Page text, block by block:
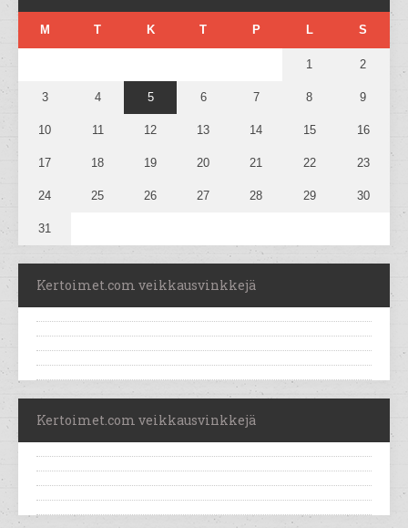
M T K T P L S
1 2
3 4 5 6 7 8 9
10 11 12 13 14 15 16
17 18 19 20 21 22 23
24 25 26 27 28 29 30
31
Kertoimet.com veikkausvinkkejä
Kertoimet.com veikkausvinkkejä